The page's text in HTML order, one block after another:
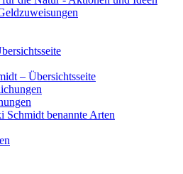
– Übersichtsseite
Schmidt benannte Arten